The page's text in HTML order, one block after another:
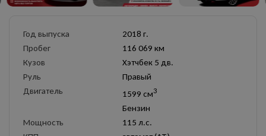
Год выпуска
2018 г.
Пробег
116 069 км
Кузов
Хэтчбек 5 дв.
Руль
Правый
Двигатель
1599 см3
Бензин
Мощность
115 л.с.